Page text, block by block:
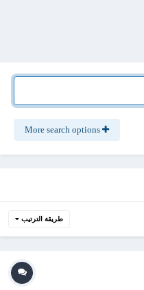
طريقة الترتيب